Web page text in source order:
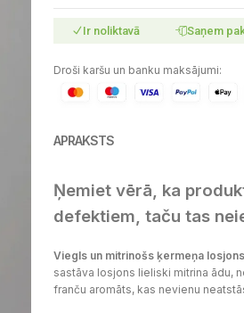
Ir noliktavā Saņem
Droši karšu un banku maksājumi:
APRAKSTS
Ņemiet vērā, ka
defektiem, taču tas
Viegls un mitrinošs ķermeņa
sastāva losjons lieliski mitrina ādu,
franču aromāts, kas nevienu